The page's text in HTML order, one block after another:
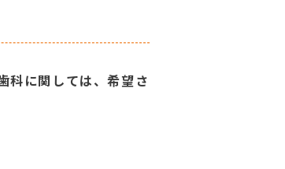
科に関しては、希望さ